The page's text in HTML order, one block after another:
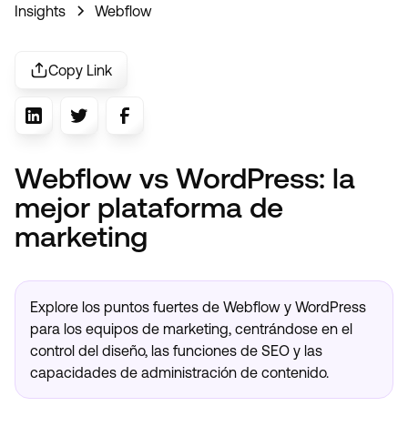
Insights Webflow
Copy Link
Webflow vs WordPress: la
mejor plataforma de
marketing
Explore los puntos fuertes de Webflow y WordPress
para los equipos de marketing, centrándose en el
control del diseño, las funciones de SEO y las
capacidades de administración de contenido.